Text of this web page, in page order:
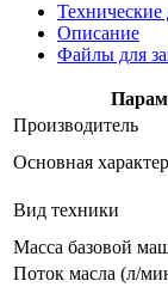
Описание
Файлы для
Производитель
Основная
Вид техники
Масса базовой
Поток масла (л/